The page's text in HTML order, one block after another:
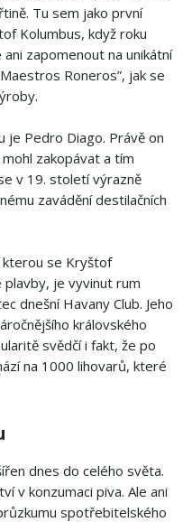
Tu sem jako první
Kolumbus, když roku
zapomenout na unikátní
Roneros”, jak se
je Pedro Diago. Právě on
zakopávat a tím
v 19. století výrazně
zavádění destilačních
kterou se Kryštof
plavby, je vyvinut rum
dnešní Havany Club. Jeho
královského
svědčí i fakt, že po
na 1000 lihovarů, které
dnes do celého světa.
v konzumaci piva. Ale ani
spotřebitelského